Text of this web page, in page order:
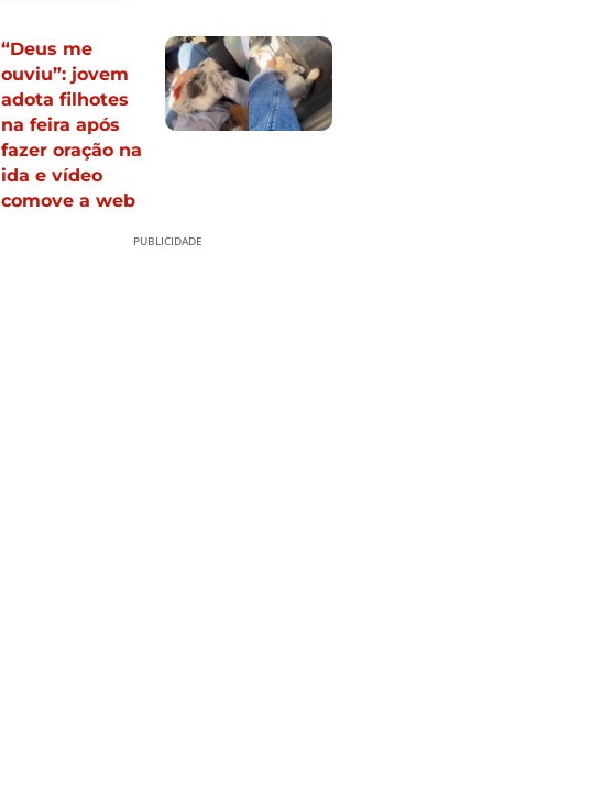
“Deus me
ouviu”: jovem
adota filhotes
na feira após
fazer oração na
ida e vídeo
comove a web
PUBLICIDADE